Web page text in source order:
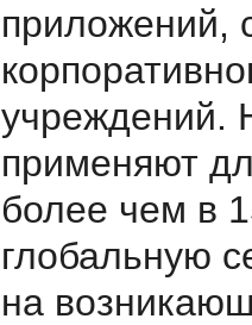
приложений,
учреждений.
применяют
более чем в
глобальную
на